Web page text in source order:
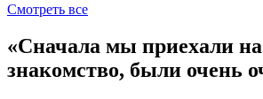
Смотреть все
«Сначала мы приехали на
знакомство, были очень